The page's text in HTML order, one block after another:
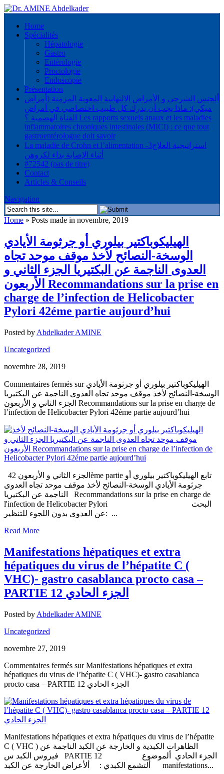
Home
Spécialités
Hépatologie
Gastro
Entérologie
Proctologie
Endoscopie
Présentation
ألجنس الشرجي و الأمراض الالتهابية المعوية المزمنة (أمراض
ميكي): ماذا يجب أن يدرك كل طبيب اختصاصي في أمراض
القناة الهضمية ؟ Les rapports sexuels anaux et les maladies
inflammatoires chroniques intestinales (MICI) : ce que tout
gastroentérologue doit savoir
La maladie de Crohn et l’alimentation -3استراتيجية العلاج
أثناء الإصابة بداء لكروهن
#72542 (pas de titre)
Contact
Articles & Conseils
Navigation
Home » Posts made in novembre, 2019
الهيليكوباكتير بيلوري أو جرثومة الأيادي
الوسخة-النصائح لأخذ موقف موحد تجاه
العدوى الناجمة عن البكتيريا الجزء الثاني و
الأربعون Recommandations sur la prise en
charge de l’infection de Helicobacter
Pylori 42éme partie aujourd’hui
Posted by Abdelkader AMINE
Uncategorized
novembre 28, 2019
Commentaires fermés sur الهيليكوباكتير بيلوري أو جرثومة الأيادي
الوسخة-النصائح لأخذ موقف موحد تجاه العدوى الناجمة عن البكتيريا
الجزء الثاني و الأربعون Recommandations sur la prise en charge de
l’infection de Helicobacter Pylori 42éme partie aujourd’hui
جرثومة الأيادي الوسخة-النصائح لأخذ موقف موحد تجاه العدوى
الناجمة عن البكتيريا Recommandations sur la prise en charge de
l'infection de Helicobacter Pylori البحث
عن العدوى بدون اللجوء للتنظير: ...
Read More
Manifestations hépatiques et extra
hépatiques du virus de l’hépatite C (
VHC)- gastro casablanca procto casa –
PARTIE 12 الجزء الحادي
Posted by Abdelkader AMINE
Uncategorized
novembre 27, 2019
Commentaires fermés sur Manifestations hépatiques et extra
hépatiques du virus de l’hépatite C ( VHC)- gastro casablanca
procto casa – PARTIE 12 الجزء الحادي
Manifestations hépatiques et extra hépatiques du virus de l’hépatite
C ( VHC ) الظاهرات الكبدية و الخارجة عن الكبد الناجمة عن
فيروس الكبد س PARTIE 12 الجزء الحادي ألموضوع
ألتشمع الكبدي : ألأعراض الخارجة عن الكبد manifestations...